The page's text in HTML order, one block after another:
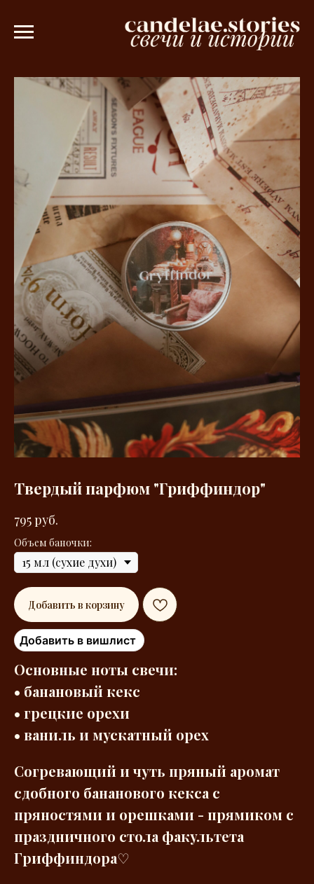
в подарок при заказе от 3000
Твердый парфюм "Гриффиндор"
795руб.
Объем баночки:
Добавить в корзину
Добавить в вишлист
Основные ноты свечи:
• банановый кекс
• грецкие орехи
• ваниль и мускатный орех
Согревающий и чуть пряный аромат
сдобного бананового кекса с
пряностями и орешками - прямиком с
праздничного стола факультета
Гриффиндора♡